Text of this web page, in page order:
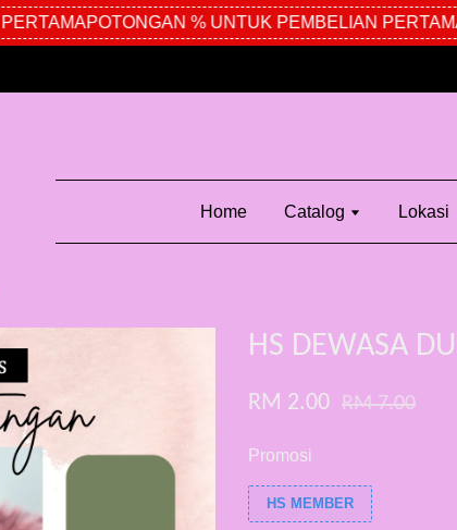
POTONGAN % UNTUK PEMBELIAN PERTAMA
Home Catalog Lokasi
HS DEWASA
RM 2.00 RM 7.00
Promosi
HS MEMBER